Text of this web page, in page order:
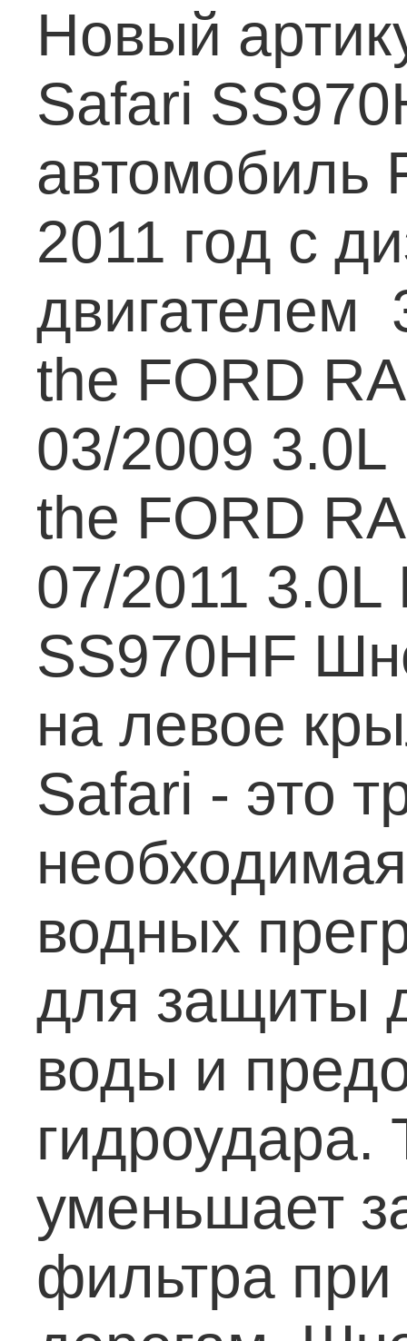
Новый
Safari
автомобиль
2011 год с
двигателем
the FORD
03/2009 3.0L
the FORD
07/2011 3.0L
SS970HF
на левое
Safari - это
водных
для защиты
воды и
уменьшает
фильтра